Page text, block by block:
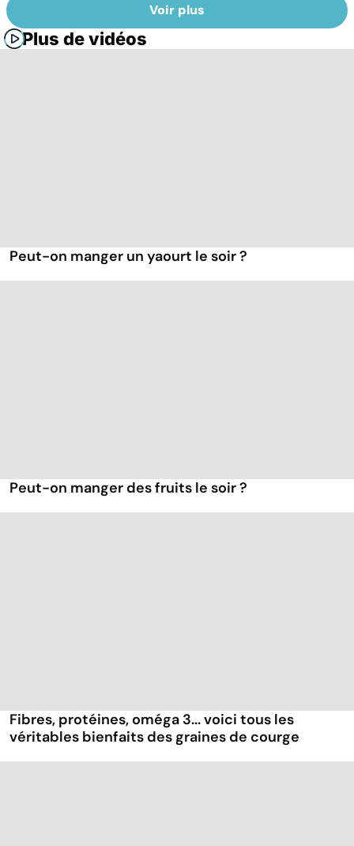
Voir plus
Plus de vidéos
Peut-on manger un yaourt le soir ?
Peut-on manger des fruits le soir ?
Fibres, protéines, oméga 3... voici tous les
véritables bienfaits des graines de courge